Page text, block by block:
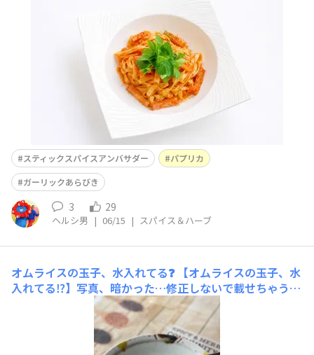
スパゲッティでした。スパゲッティ・・・・２００㌘ベー
コン・・・・・・４０㌘スティックスパイス☆パプリ
スティックスパイスアンバサダー
パプリカ
ガーリックあらびき
3 29
ヘルシ男 | 06/15 | スパイス＆ハーブ
オムライスの玉子、水入れてる❓ 【オムライスの玉子、水
入れてる⁉️】写真、暗かった…修正しないで載せちゃう、
ごめんよー。オムライスのくるむ玉子、私はトロトロタイ
プではなく皮タイプが好きです。先日、中華のシェフのYo
utubeを観て「飲める天津飯」ってやっていたんです。玉
子とお湯が同割なのです‼️えー。大丈夫かなあ。動画では